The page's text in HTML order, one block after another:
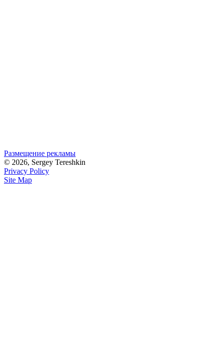
Размещение рекламы
© 2026, Sergey Tereshkin
Privacy Policy
Site Map